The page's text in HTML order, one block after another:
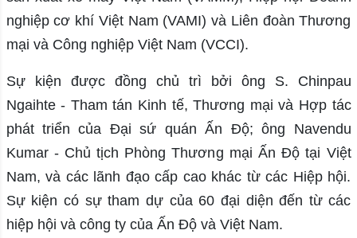
nghiệp cơ khí Việt Nam (VAMI) và Liên đoàn Thương
mại và Công nghiệp Việt Nam (VCCI).
Sự kiện được đồng chủ trì bởi ông S. Chinpau
Ngaihte - Tham tán Kinh tế, Thương mại và Hợp tác
phát triển của Đại sứ quán Ấn Độ; ông Navendu
Kumar - Chủ tịch Phòng Thương mại Ấn Độ tại Việt
Nam, và các lãnh đạo cấp cao khác từ các Hiệp hội.
Sự kiện có sự tham dự của 60 đại diện đến từ các
hiệp hội và công ty của Ấn Độ và Việt Nam.